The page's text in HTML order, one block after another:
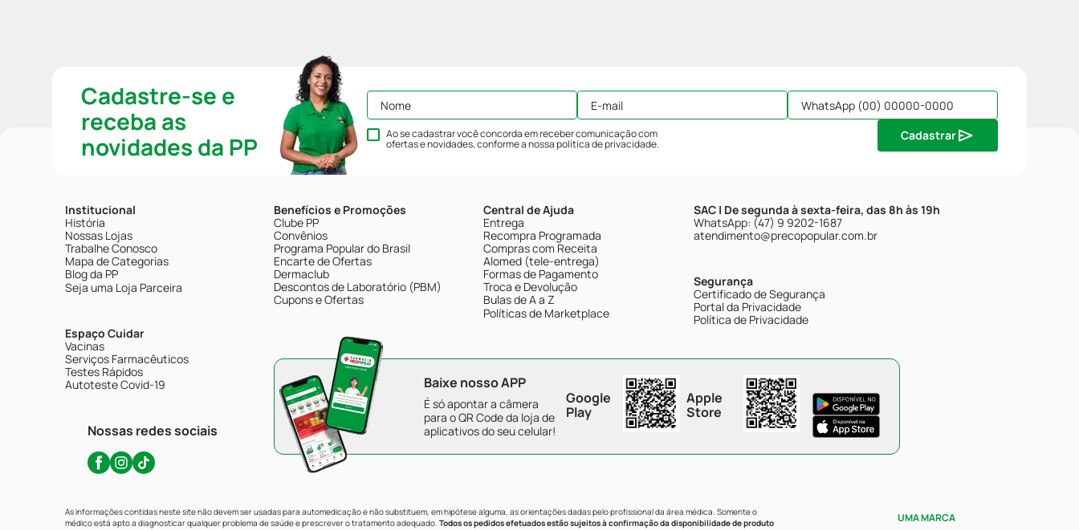
Cadastre-se e
receba as
novidades da PP
Ao se cadastrar você concorda em receber comunicação com
ofertas e novidades, conforme a nossapolítica de privacidade.
Cadastrar
Institucional
História
Nossas Lojas
Trabalhe Conosco
Mapa de Categorias
Blog da PP
Seja uma Loja Parceira
Espaço Cuidar
Vacinas
Serviços Farmacêuticos
Testes Rápidos
Autoteste Covid-19
Nossas redes sociais
Benefícios e Promoções
Clube PP
Convênios
Programa Popular do Brasil
Encarte de Ofertas
Dermaclub
Descontos de Laboratório (PBM)
Cupons e Ofertas
Central de Ajuda
Entrega
Recompra Programada
Compras com Receita
Alomed (tele-entrega)
Formas de Pagamento
Troca e Devolução
Bulas de A a Z
Políticas de Marketplace
SAC | De segunda à sexta-feira, das 8h às 19h
WhatsApp: (47) 9 9202-1687
atendimento@precopopular.com.br
Segurança
Certificado de Segurança
Portal da Privacidade
Política de Privacidade
Baixe nosso APP
É só apontar a câmera
para o QR Code da loja de
aplicativos do seu celular!
Google
Play
Apple
Store
As informações contidas neste site não devem ser usadas para automedicação e não substituem, em hipótese alguma, as orientações dadas pelo profissional da área médica. Somente o
médico está apto a diagnosticar qualquer problema de saúde e prescrever o tratamento adequado. Todos os pedidos efetuados estão sujeitos à confirmação da disponibilidade de produto
UMA MARCA